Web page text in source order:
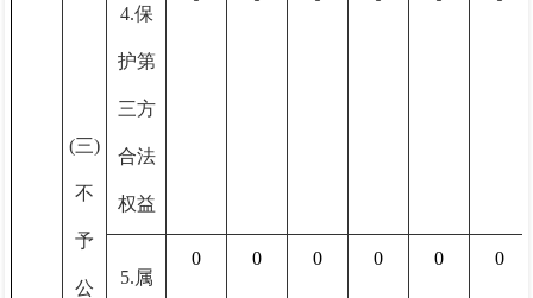
(三)
不
予
公
4.保
护第
三方
合法
权益
5.属
0 0 0 0 0 0